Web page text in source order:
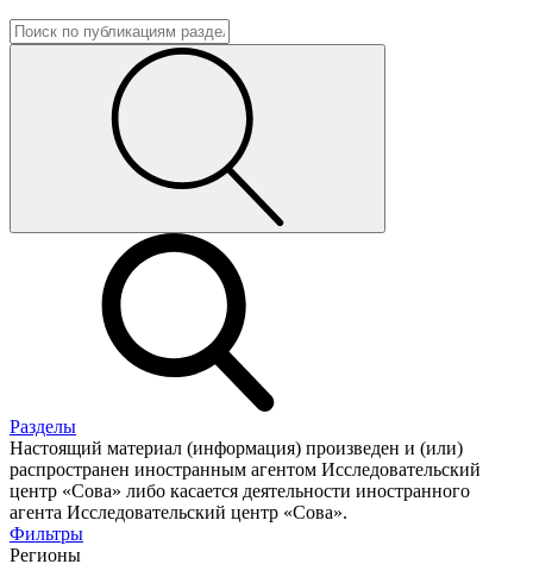
Разделы
Настоящий материал (информация) произведен и (или)
распространен иностранным агентом Исследовательский
центр «Сова» либо касается деятельности иностранного
агента Исследовательский центр «Сова».
Фильтры
Регионы